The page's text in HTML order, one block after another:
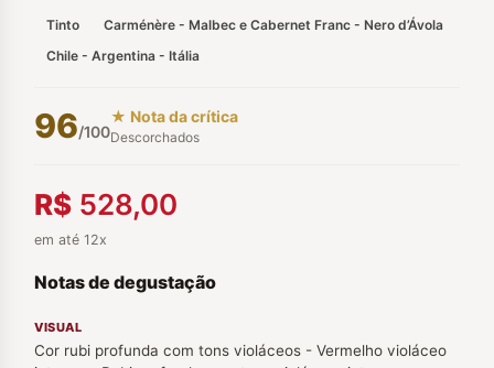
Tinto
Carménère - Malbec e Cabernet Franc - Nero d’Ávola
Chile - Argentina - Itália
96/100
★ Nota da crítica
Descorchados
R$ 528,00
em até 12x
Notas de degustação
VISUAL
Cor rubi profunda com tons violáceos - Vermelho violáceo